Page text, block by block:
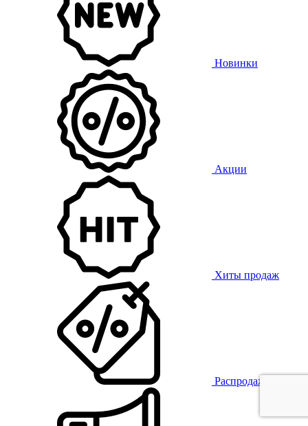
Новинки
Акции
Хиты продаж
Распродажа